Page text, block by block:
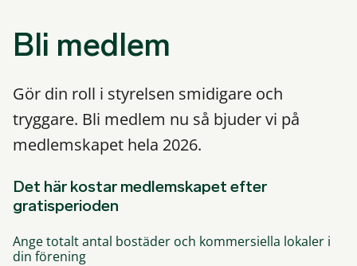
Bli medlem
Gör din roll i styrelsen smidigare och
tryggare. Bli medlem nu så bjuder vi på
medlemskapet hela 2026.
Det här kostar medlemskapet efter
gratisperioden
Ange totalt antal bostäder och kommersiella lokaler i
din förening